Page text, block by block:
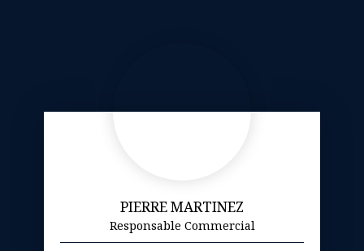
PIERRE MARTINEZ
Responsable Commercial